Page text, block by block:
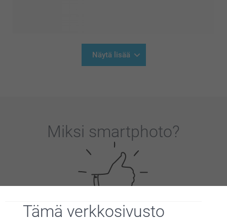
Tämä verkkosivusto
Näytä lisää
Miksi smartphoto?